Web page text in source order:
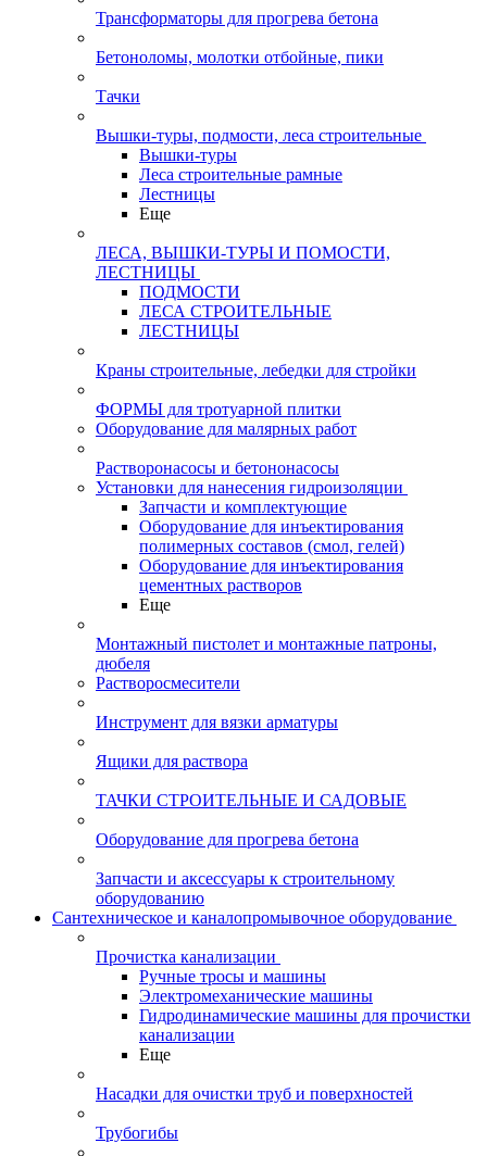
Трансформаторы для прогрева бетона
Бетоноломы, молотки отбойные, пики
Тачки
Вышки-туры, подмости, леса строительные
Вышки-туры
Леса строительные рамные
Лестницы
Еще
ЛЕСА, ВЫШКИ-ТУРЫ И ПОМОСТИ,
ЛЕСТНИЦЫ
ПОДМОСТИ
ЛЕСА СТРОИТЕЛЬНЫЕ
ЛЕСТНИЦЫ
Краны строительные, лебедки для стройки
ФОРМЫ для тротуарной плитки
Оборудование для малярных работ
Растворонасосы и бетононасосы
Установки для нанесения гидроизоляции
Запчасти и комплектующие
Оборудование для инъектирования
полимерных составов (смол, гелей)
Оборудование для инъектирования
цементных растворов
Еще
Монтажный пистолет и монтажные патроны,
дюбеля
Растворосмесители
Инструмент для вязки арматуры
Ящики для раствора
ТАЧКИ СТРОИТЕЛЬНЫЕ И САДОВЫЕ
Оборудование для прогрева бетона
Запчасти и аксессуары к строительному
оборудованию
Сантехническое и каналопромывочное оборудование
Прочистка канализации
Ручные тросы и машины
Электромеханические машины
Гидродинамические машины для прочистки
канализации
Еще
Насадки для очистки труб и поверхностей
Трубогибы